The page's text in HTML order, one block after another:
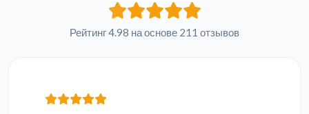
Рейтинг 4.98 на основе 211 отзывов